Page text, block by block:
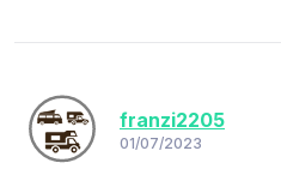
franzi2205
01/07/2023